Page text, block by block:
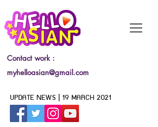
Contact work :
myhelloasian@gmail.com
UPDATE NEWS | 19 MARCH 2021